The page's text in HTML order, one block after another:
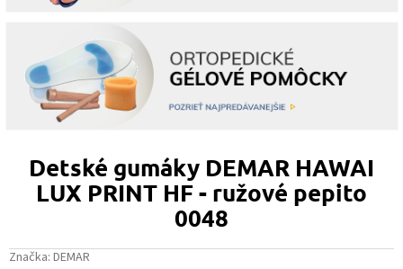
Detské gumáky DEMAR HAWAI
LUX PRINT HF - ružové pepito
0048
Značka: DEMAR